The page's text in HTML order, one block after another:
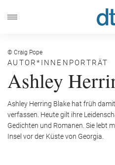
© Craig Pope
AUTOR*INNENPORTRÄT
Ashley
Ashley Herring Blake hat früh
verfassen. Heute gilt ihre
Gedichten und Romanen. Sie lebt
Insel vor der Küste von Georgia.